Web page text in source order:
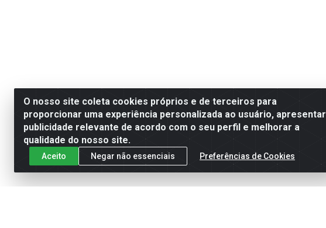
O nosso site coleta cookies próprios e de terceiros para
proporcionar uma experiência personalizada ao usuário, apresentar
publicidade relevante de acordo com o seu perfil e melhorar a
qualidade do nosso site.
Aceito Negar não essenciais Preferências de Cookies